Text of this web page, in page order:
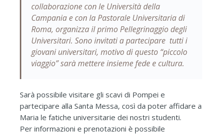
collaborazione con le Università della
Campania e con la Pastorale Universitaria di
Roma, organizza il primo Pellegrinaggio degli
Universitari. Sono invitati a partecipare tutti i
giovani universitari, motivo di questo “piccolo
viaggio” sarà mettere insieme fede e cultura.
Sarà possibile visitare gli scavi di Pompei e
partecipare alla Santa Messa, così da poter affidare a
Maria le fatiche universitarie dei nostri studenti.
Per informazioni e prenotazioni è possibile